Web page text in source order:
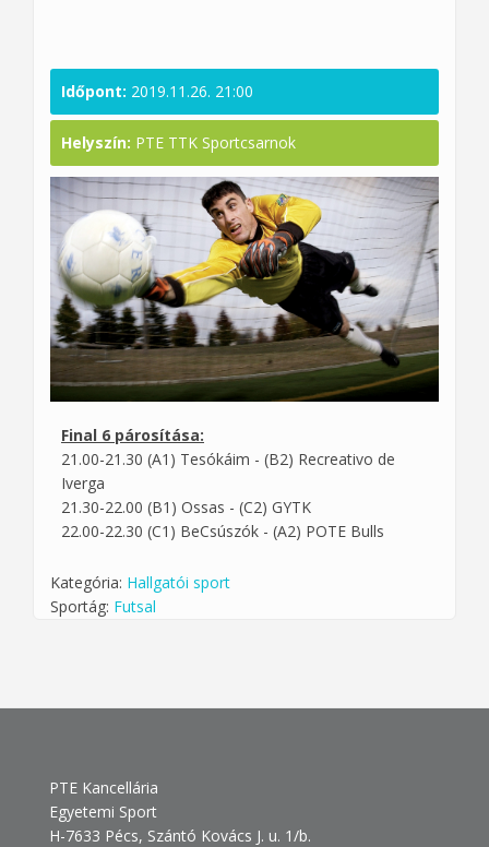
Időpont: 2019.11.26. 21:00
Helyszín: PTE TTK Sportcsarnok
Final 6 párosítása:
21.00-21.30 (A1) Tesókáim - (B2) Recreativo de
Iverga
21.30-22.00 (B1) Ossas - (C2) GYTK
22.00-22.30 (C1) BeCsúszók - (A2) POTE Bulls
Kategória: Hallgatói sport
Sportág: Futsal
PTE Kancellária
Egyetemi Sport
H-7633 Pécs, Szántó Kovács J. u. 1/b.